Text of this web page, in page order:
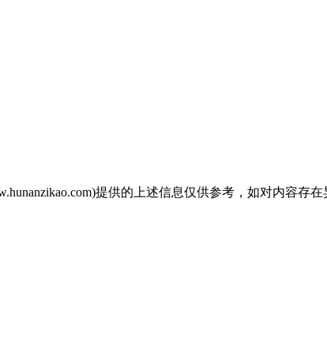
提供的上述信息仅供参考，如对内容存